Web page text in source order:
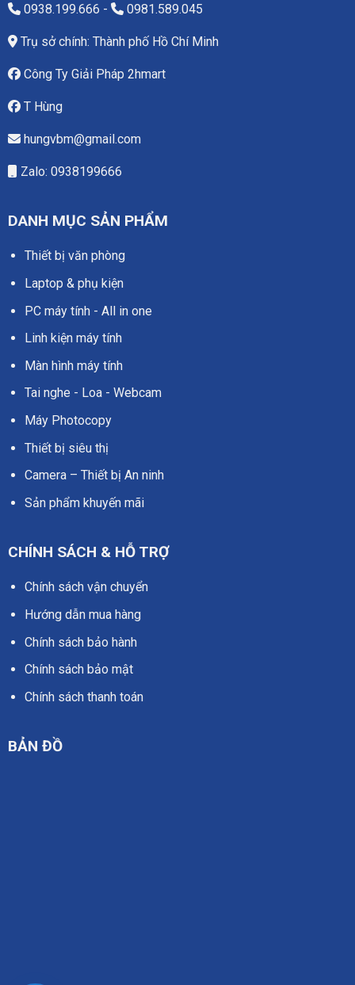
0938.199.666 - 0981.589.045
Trụ sở chính: Thành phố Hồ Chí Minh
Công Ty Giải Pháp 2hmart
T Hùng
hungvbm@gmail.com
Zalo: 0938199666
DANH MỤC SẢN PHẨM
Thiết bị văn phòng
Laptop & phụ kiện
PC máy tính - All in one
Linh kiện máy tính
Màn hình máy tính
Tai nghe - Loa - Webcam
Máy Photocopy
Thiết bị siêu thị
Camera – Thiết bị An ninh
Sản phẩm khuyến mãi
CHÍNH SÁCH & HỖ TRỢ
Chính sách vận chuyển
Hướng dẫn mua hàng
Chính sách bảo hành
Chính sách bảo mật
Chính sách thanh toán
BẢN ĐỒ